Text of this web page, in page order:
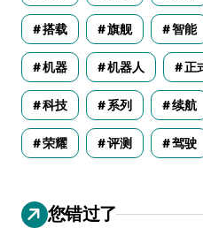
搭载 旗舰 智能
机器 机器人 正
科技 系列 续航
荣耀 评测 驾驶
您错过了